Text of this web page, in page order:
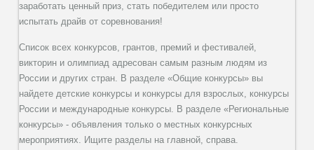
заработать ценный приз, стать победителем или просто
испытать драйв от соревнования!
Список всех конкурсов, грантов, премий и фестивалей,
викторин и олимпиад адресован самым разным людям из
России и других стран. В разделе «Общие конкурсы» вы
найдете детские конкурсы и конкурсы для взрослых, конкурсы
России и международные конкурсы. В разделе «Региональные
конкурсы» - объявления только о местных конкурсных
мероприятиях. Ищите разделы на главной, справа.